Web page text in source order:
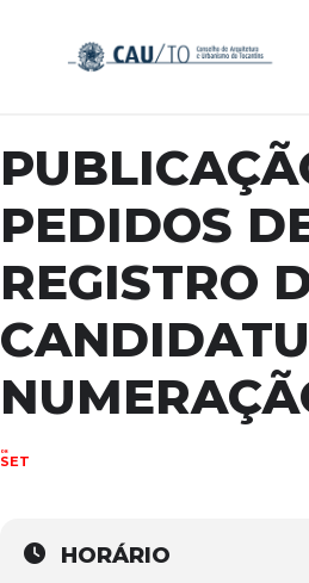
PEDIDOS
REGISTRO
08
SET
HORÁRIO